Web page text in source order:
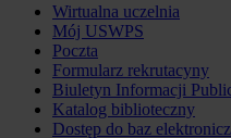
Wirtualna uczelnia
Mój USWPS
Poczta
Formularz rekrutacyny
Biuletyn Informacji
Katalog biblioteczny
Dostęp do baz